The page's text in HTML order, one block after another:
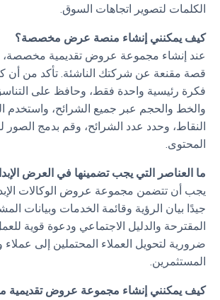
الكلمات لتصوير اتجاهات السوق.
كيف يمكنني إنشاء منصة عرض مخصصة؟
عند إنشاء مجموعة عروض تقديمية مخصصة،
قصة مقنعة عن شركتك الناشئة. تأكد من أن
فكرة رئيسية واحدة فقط، وحافظ على
والخط والحجم عبر جميع الشرائح، واستخدم
النقاط، وحدد عدد الشرائح، وقم بدمج
المحتوى.
ما العناصر التي يجب تضمينها في العرض
يجب أن تتضمن مجموعة عروض الوكالات
جيدًا بيان الرؤية وقائمة الخدمات وبيانات
المقترحة والدليل الاجتماعي ودعوة قوية
ضرورية لتحويل العملاء المحتملين إلى
المستثمرين.
كيف يمكنني إنشاء مجموعة عروض تقديمية